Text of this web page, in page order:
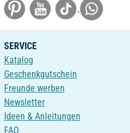
SERVICE
Katalog
Geschenkgutschein
Freunde werben
Newsletter
Ideen & Anleitungen
FAQ